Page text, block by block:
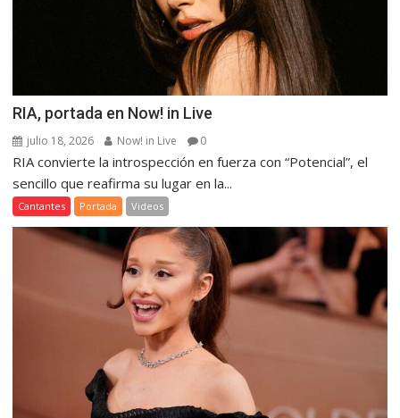
RIA, portada en Now! in Live
julio 18, 2026 Now! in Live 0
RIA convierte la introspección en fuerza con “Potencial”, el
sencillo que reafirma su lugar en la...
Cantantes Portada Videos